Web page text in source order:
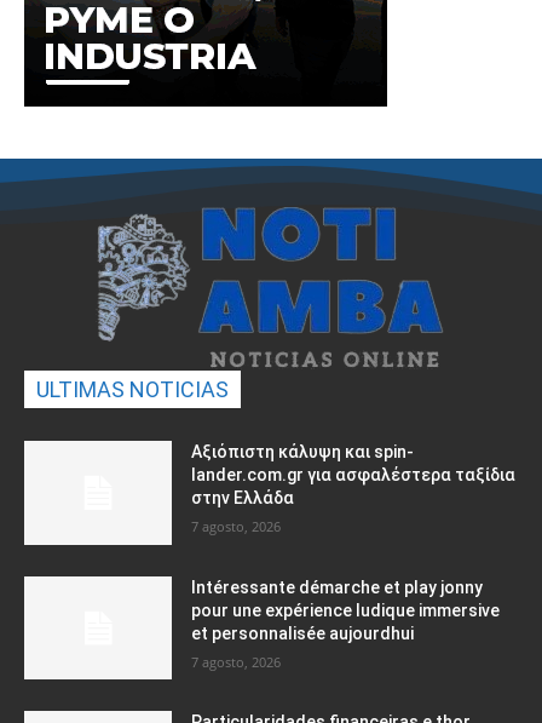
ULTIMAS NOTICIAS
Αξιόπιστη κάλυψη και spin-
lander.com.gr για ασφαλέστερα ταξίδια
στην Ελλάδα
7 agosto, 2026
Intéressante démarche et play jonny
pour une expérience ludique immersive
et personnalisée aujourdhui
7 agosto, 2026